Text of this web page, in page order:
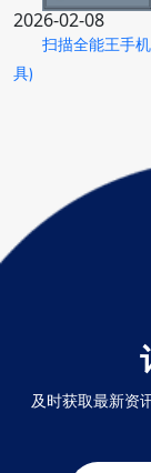
2026-02-08
扫描全能王手
具)
及时获取最新资